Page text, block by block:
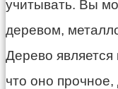
учитывать. Вы
деревом,
Дерево
что оно